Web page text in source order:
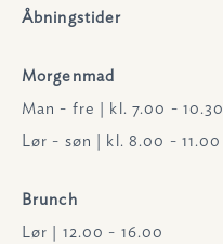
Åbningstider
Morgenmad
Man - fre | kl. 7.00 - 10.30
Lør - søn | kl. 8.00 - 11.00
Brunch
Lør | 12.00 - 16.00